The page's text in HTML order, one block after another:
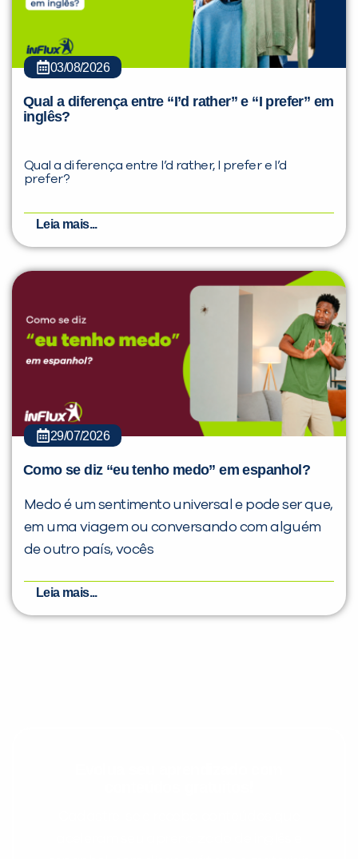
03/08/2026
Qual a diferença entre “I’d rather” e “I prefer” em
inglês?
Qual a diferença entre I’d rather, I prefer e I’d
prefer?
Leia mais...
29/07/2026
Como se diz “eu tenho medo” em espanhol?
Medo é um sentimento universal e pode ser que,
em uma viagem ou conversando com alguém
de outro país, vocês
Leia mais...